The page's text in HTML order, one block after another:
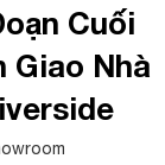
Cuối
Nhà